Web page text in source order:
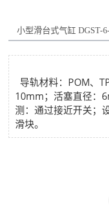
小型滑台式气缸 DGST-
10mm；活塞直径：
测：通过接近开关；